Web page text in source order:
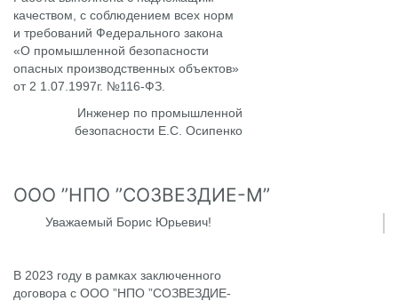
качеством, с соблюдением всех норм
и требований Федерального закона
«О промышленной безопасности
опасных производственных объектов»
от 2 1.07.1997г. №116-ФЗ.
Инженер по промышленной
безопасности Е.С. Осипенко
ООО ”НПО ”СОЗВЕЗДИЕ-М”
Уважаемый Борис Юрьевич!
В 2023 году в рамках заключенного
договора с ООО ”НПО ”СОЗВЕЗДИЕ-